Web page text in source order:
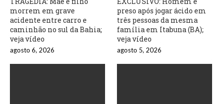
morrem em grave
acidente entre carro e
caminhão no sul da Bahia;
veja vídeo
agosto 6, 2026
preso após jogar ácido em
três pessoas da mesma
família em Itabuna (BA);
veja vídeo
agosto 5, 2026